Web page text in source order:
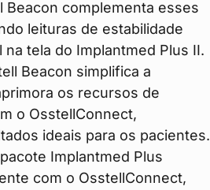
Beacon complementa esses
leituras de estabilidade
na tela do Implantmed Plus II.
Beacon simplifica a
os recursos de
o OsstellConnect,
ideais para os pacientes.
Implantmed Plus
com o OsstellConnect,